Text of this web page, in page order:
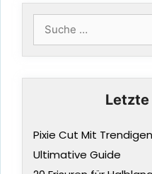
Suche
nach:
Pixie Cut Mit
Ultimative Guide